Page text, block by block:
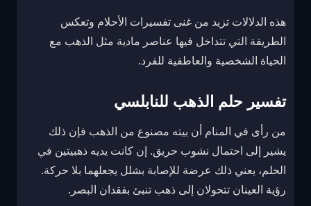
هذه الدلالات تزيد من غنى تفسيرات الأحلام وتعكس
الطريقة التي تتداخل فيها عناصر مادية مثل الذهب مع
الحياة الشخصية والعاطفية للفرد.
تفسير حلم الذهب للنابلسي
من رأى في المنام أن بيته مصنوع من الذهب فإن ذلك
يشير إلى احتمال نشوب حريق. إن كانت يديه ذهبيتين في
الحلم، يعني ذلك عرضة للإصابة بشلل يجعلهما بلا حركة.
رؤية العينان تتحولان إلى ذهب تنبئ بفقدان البصر.